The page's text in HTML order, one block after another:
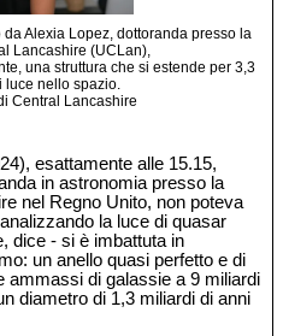
da Alexia Lopez, dottoranda presso la
Lancashire (UCLan),
una struttura che si estende per 3,3
luce nello spazio.
Central Lancashire
esattamente alle 15.15,
in astronomia presso la
nel Regno Unito, non poteva
la luce di quasar
dice - si è imbattuta in
un anello quasi perfetto e di
ammassi di galassie a 9 miliardi
diametro di 1,3 miliardi di anni